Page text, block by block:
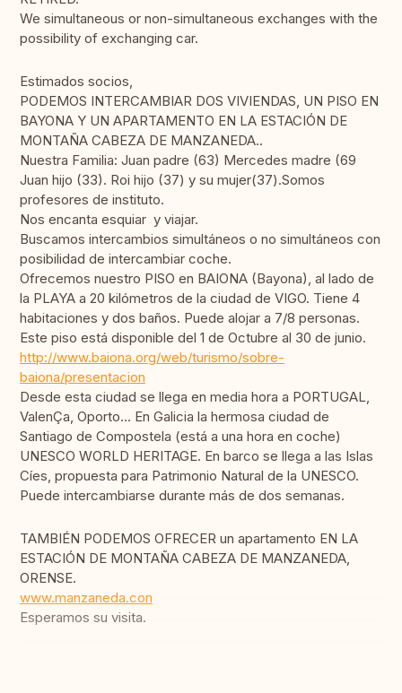
We simultaneous or non-simultaneous exchanges with the
possibility of exchanging car.
Estimados socios,
PODEMOS INTERCAMBIAR DOS VIVIENDAS, UN PISO EN
BAYONA Y UN APARTAMENTO EN LA ESTACIÓN DE
MONTAÑA CABEZA DE MANZANEDA..
Nuestra Familia: Juan padre (63) Mercedes madre (69
Juan hijo (33). Roi hijo (37) y su mujer(37).Somos
profesores de instituto.
Nos encanta esquiar y viajar.
Buscamos intercambios simultáneos o no simultáneos con
posibilidad de intercambiar coche.
Ofrecemos nuestro PISO en BAIONA (Bayona), al lado de
la PLAYA a 20 kilómetros de la ciudad de VIGO. Tiene 4
habitaciones y dos baños. Puede alojar a 7/8 personas.
Este piso está disponible del 1 de Octubre al 30 de junio.
http://www.baiona.org/web/turismo/sobre-
baiona/presentacion
Desde esta ciudad se llega en media hora a PORTUGAL,
ValenÇa, Oporto... En Galicia la hermosa ciudad de
Santiago de Compostela (está a una hora en coche)
UNESCO WORLD HERITAGE. En barco se llega a las Islas
Cíes, propuesta para Patrimonio Natural de la UNESCO.
Puede intercambiarse durante más de dos semanas.
TAMBIÉN PODEMOS OFRECER un apartamento EN LA
ESTACIÓN DE MONTAÑA CABEZA DE MANZANEDA,
ORENSE.
www.manzaneda.con
Esperamos su visita.